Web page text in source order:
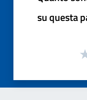
su questa